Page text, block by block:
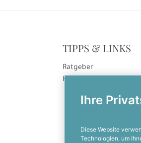
Ihre
Diese Website
Technologien, um
TIPPS & LINKS
Ratgeber
Hinweise zur